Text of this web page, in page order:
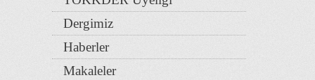
Dergimiz
Haberler
Makaleler